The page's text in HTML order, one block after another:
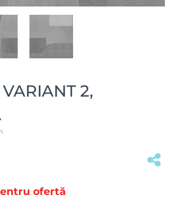
2,
ofertă